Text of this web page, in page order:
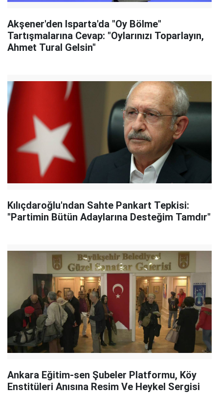
Akşener'den Isparta'da "Oy Bölme"
Tartışmalarına Cevap: "Oylarınızı Toparlayın,
Ahmet Tural Gelsin"
Kılıçdaroğlu'ndan Sahte Pankart Tepkisi:
"Partimin Bütün Adaylarına Desteğim Tamdır"
Ankara Eğitim-sen Şubeler Platformu, Köy
Enstitüleri Anısına Resim Ve Heykel Sergisi